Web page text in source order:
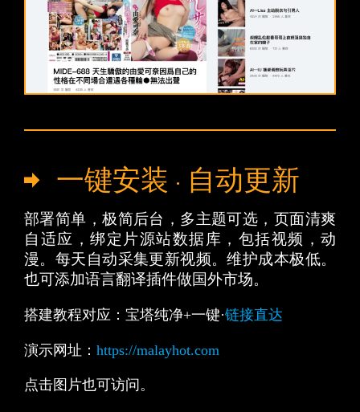
一键安装 · 自动更新
部署简单，极简后台，多主题可选，页面清爽
自适应，绑定片源站数据库，包括视频，动
漫。每天自动采集更新视频。维护成本极低。
也可添加语言翻译插件做国外市场。
搭建教程对应 ：宝塔纯净+一键 ·链接直达
演示网址： https://malayhot.com
点击图片也可访问。